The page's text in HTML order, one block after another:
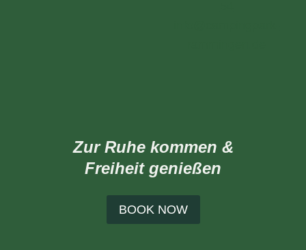
Zur Ruhe kommen &
Freiheit genießen
BOOK NOW